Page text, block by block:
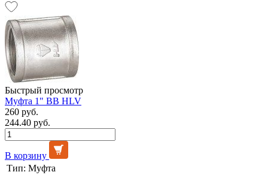
Быстрый просмотр
Муфта 1" ВВ HLV
260 руб.
244.40 руб.
В корзину
Тип: Муфта